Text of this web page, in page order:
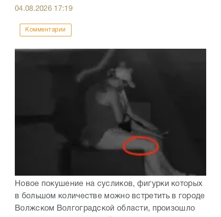
04.08.2026 17:19
Комментарии
Новое покушение на сусликов, фигурки которых
в большом количестве можно встретить в городе
Волжском Волгоградской области, произошло